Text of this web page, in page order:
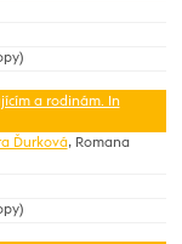
a rodinám. In
Ďurková, Romana